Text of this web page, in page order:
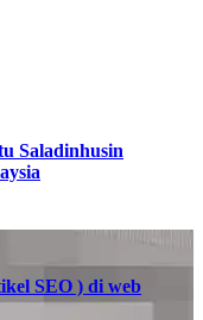
Saladinhusin
SEO ) di web